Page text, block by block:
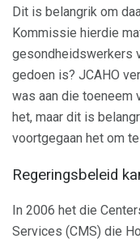
Dit is belangrik om
Kommissie hierdie
gesondheidswerkers
gedoen is? JCAHO
was aan die toeneem
het, maar dit is
voortgegaan het om
Regeringsbeleid
In 2006 het die
Services (CMS) die